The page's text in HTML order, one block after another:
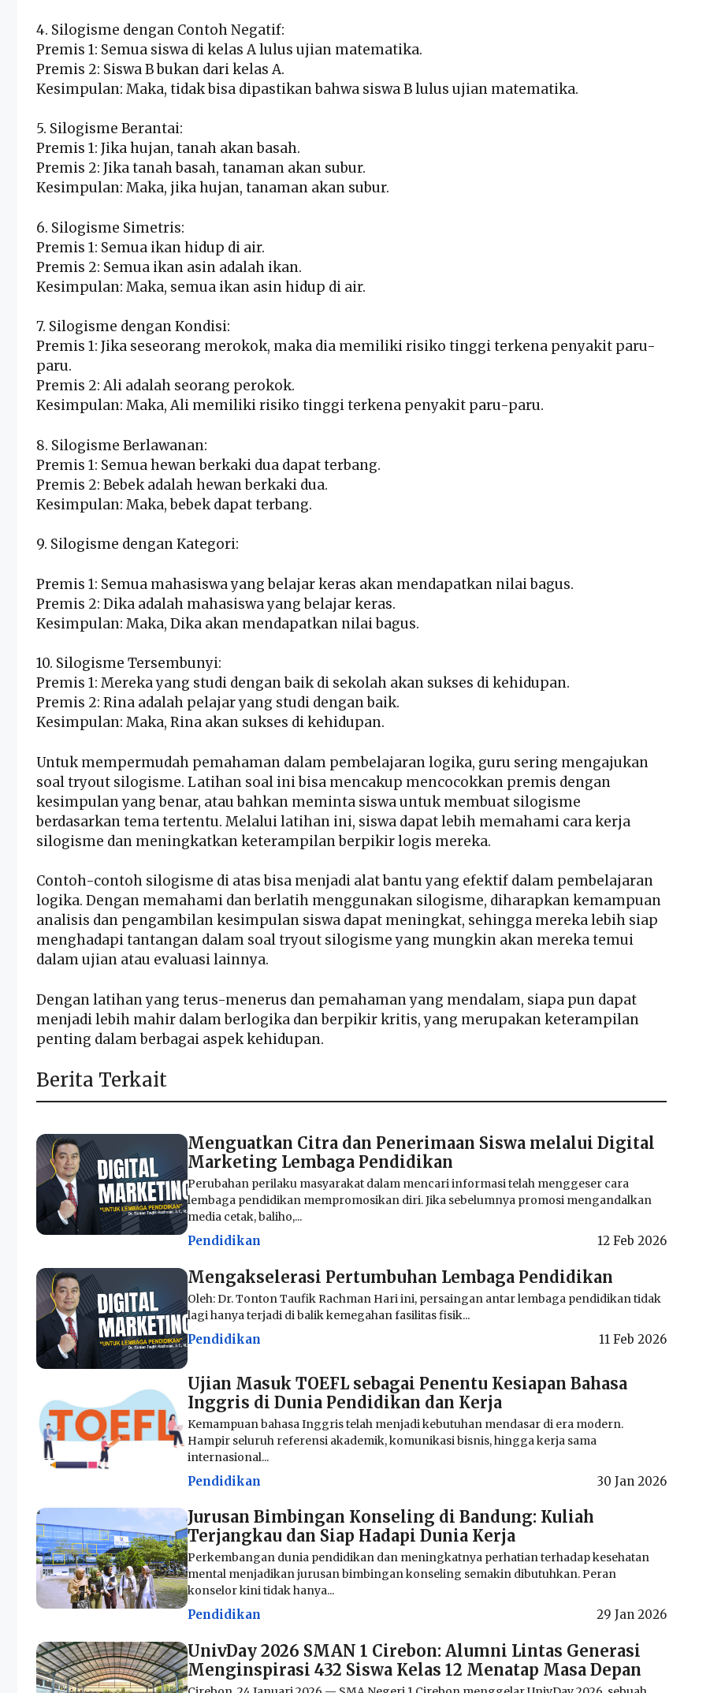
4. Silogisme dengan Contoh Negatif:
Premis 1: Semua siswa di kelas A lulus ujian matematika.
Premis 2: Siswa B bukan dari kelas A.
Kesimpulan: Maka, tidak bisa dipastikan bahwa siswa B lulus ujian matematika.
5. Silogisme Berantai:
Premis 1: Jika hujan, tanah akan basah.
Premis 2: Jika tanah basah, tanaman akan subur.
Kesimpulan: Maka, jika hujan, tanaman akan subur.
6. Silogisme Simetris:
Premis 1: Semua ikan hidup di air.
Premis 2: Semua ikan asin adalah ikan.
Kesimpulan: Maka, semua ikan asin hidup di air.
7. Silogisme dengan Kondisi:
Premis 1: Jika seseorang merokok, maka dia memiliki risiko tinggi terkena penyakit paru-
paru.
Premis 2: Ali adalah seorang perokok.
Kesimpulan: Maka, Ali memiliki risiko tinggi terkena penyakit paru-paru.
8. Silogisme Berlawanan:
Premis 1: Semua hewan berkaki dua dapat terbang.
Premis 2: Bebek adalah hewan berkaki dua.
Kesimpulan: Maka, bebek dapat terbang.
9. Silogisme dengan Kategori:
Premis 1: Semua mahasiswa yang belajar keras akan mendapatkan nilai bagus.
Premis 2: Dika adalah mahasiswa yang belajar keras.
Kesimpulan: Maka, Dika akan mendapatkan nilai bagus.
10. Silogisme Tersembunyi:
Premis 1: Mereka yang studi dengan baik di sekolah akan sukses di kehidupan.
Premis 2: Rina adalah pelajar yang studi dengan baik.
Kesimpulan: Maka, Rina akan sukses di kehidupan.
Untuk mempermudah pemahaman dalam pembelajaran logika, guru sering mengajukan
soal tryout silogisme. Latihan soal ini bisa mencakup mencocokkan premis dengan
kesimpulan yang benar, atau bahkan meminta siswa untuk membuat silogisme
berdasarkan tema tertentu. Melalui latihan ini, siswa dapat lebih memahami cara kerja
silogisme dan meningkatkan keterampilan berpikir logis mereka.
Contoh-contoh silogisme di atas bisa menjadi alat bantu yang efektif dalam pembelajaran
logika. Dengan memahami dan berlatih menggunakan silogisme, diharapkan kemampuan
analisis dan pengambilan kesimpulan siswa dapat meningkat, sehingga mereka lebih siap
menghadapi tantangan dalam soal tryout silogisme yang mungkin akan mereka temui
dalam ujian atau evaluasi lainnya.
Dengan latihan yang terus-menerus dan pemahaman yang mendalam, siapa pun dapat
menjadi lebih mahir dalam berlogika dan berpikir kritis, yang merupakan keterampilan
penting dalam berbagai aspek kehidupan.
Berita Terkait
Menguatkan Citra dan Penerimaan Siswa melalui Digital
Marketing Lembaga Pendidikan
Perubahan perilaku masyarakat dalam mencari informasi telah menggeser cara
lembaga pendidikan mempromosikan diri. Jika sebelumnya promosi mengandalkan
media cetak, baliho,...
Pendidikan 12 Feb 2026
Mengakselerasi Pertumbuhan Lembaga Pendidikan
Oleh: Dr. Tonton Taufik Rachman Hari ini, persaingan antar lembaga pendidikan tidak
lagi hanya terjadi di balik kemegahan fasilitas fisik...
Pendidikan 11 Feb 2026
Ujian Masuk TOEFL sebagai Penentu Kesiapan Bahasa
Inggris di Dunia Pendidikan dan Kerja
Kemampuan bahasa Inggris telah menjadi kebutuhan mendasar di era modern.
Hampir seluruh referensi akademik, komunikasi bisnis, hingga kerja sama
internasional...
Pendidikan 30 Jan 2026
Jurusan Bimbingan Konseling di Bandung: Kuliah
Terjangkau dan Siap Hadapi Dunia Kerja
Perkembangan dunia pendidikan dan meningkatnya perhatian terhadap kesehatan
mental menjadikan jurusan bimbingan konseling semakin dibutuhkan. Peran
konselor kini tidak hanya...
Pendidikan 29 Jan 2026
UnivDay 2026 SMAN 1 Cirebon: Alumni Lintas Generasi
Menginspirasi 432 Siswa Kelas 12 Menatap Masa Depan